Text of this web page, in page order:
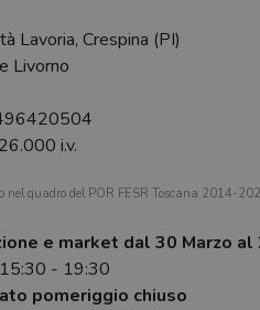
Lavoria, Crespina (PI)
Livorno
i.v.
quadro del POR FESR Toscana 2014-
e market dal 30 Marzo
- 19:30
pomeriggio chiuso